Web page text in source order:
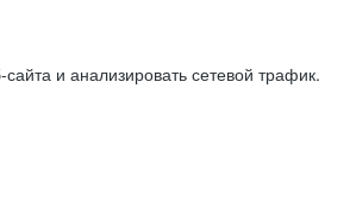
и анализировать сетевой трафик.